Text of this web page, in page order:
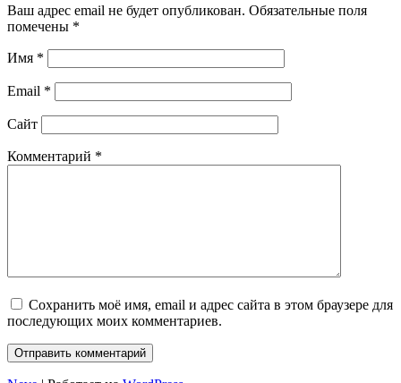
Ваш адрес email не будет опубликован. Обязательные поля
помечены *
Имя *
Email *
Сайт
Комментарий *
Сохранить моё имя, email и адрес сайта в этом браузере для
последующих моих комментариев.